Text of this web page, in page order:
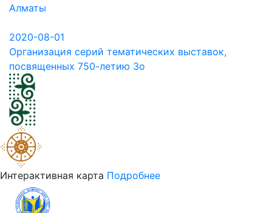
Алматы
2020-08-01
Организация серий тематических выставок,
посвященных 750-летию Зо
Интерактивная карта Подробнее